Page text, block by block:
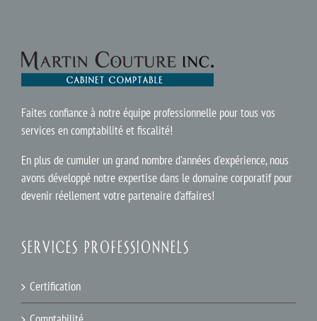
Faites confiance à notre équipe professionnelle pour tous vos
services en comptabilité et fiscalité!
En plus de cumuler un grand nombre d'années d'expérience, nous
avons développé notre expertise dans le domaine corporatif pour
devenir réellement votre partenaire d'affaires!
SERVICES PROFESSIONNELS
Certification